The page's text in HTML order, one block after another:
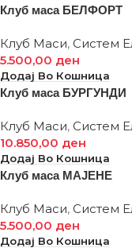
Клуб маса БЕЛФОРТ
Клуб Маси, Систем
5.500,00 ден
Додај Во Кошница
Клуб маса БУРГУНДИ
Клуб Маси, Систем
10.850,00 ден
Додај Во Кошница
Клуб маса МАЈЕНЕ
Клуб Маси, Систем
5.500,00 ден
Додај Во Кошница